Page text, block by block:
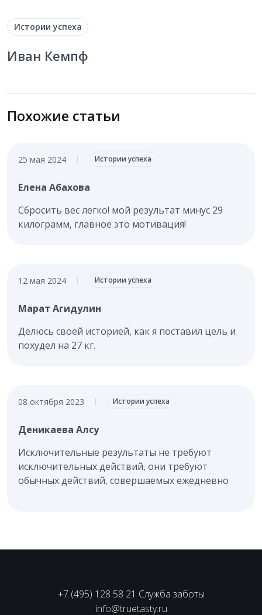
Истории успеха
Иван Кемпф
Похожие статьи
25 мая 2024 | Истории успеха
Елена Абахова
Сбросить вес легко! мой результат минус 29
килограмм, главное это мотивация!
12 мая 2024 | Истории успеха
Марат Агидулин
Делюсь своей историей, как я поставил цель и
похудел на 27 кг.
08 октября 2023 | Истории успеха
Деникаева Алсу
Исключительные результаты не требуют
исключительных действий, они требуют
обычных действий, совершаемых ежедневно
+7 (495) 128 58 21 Служба заботы
info@truetasty.ru